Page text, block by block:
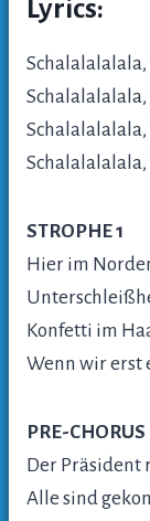
Lyrics:
STROPHE 1
Hier im
Konfetti im
Wenn wir erst
PRE-CHORUS
Der Präsident
Alle sind